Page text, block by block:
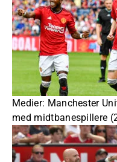
Medier: Manchester
med midtbanespillere